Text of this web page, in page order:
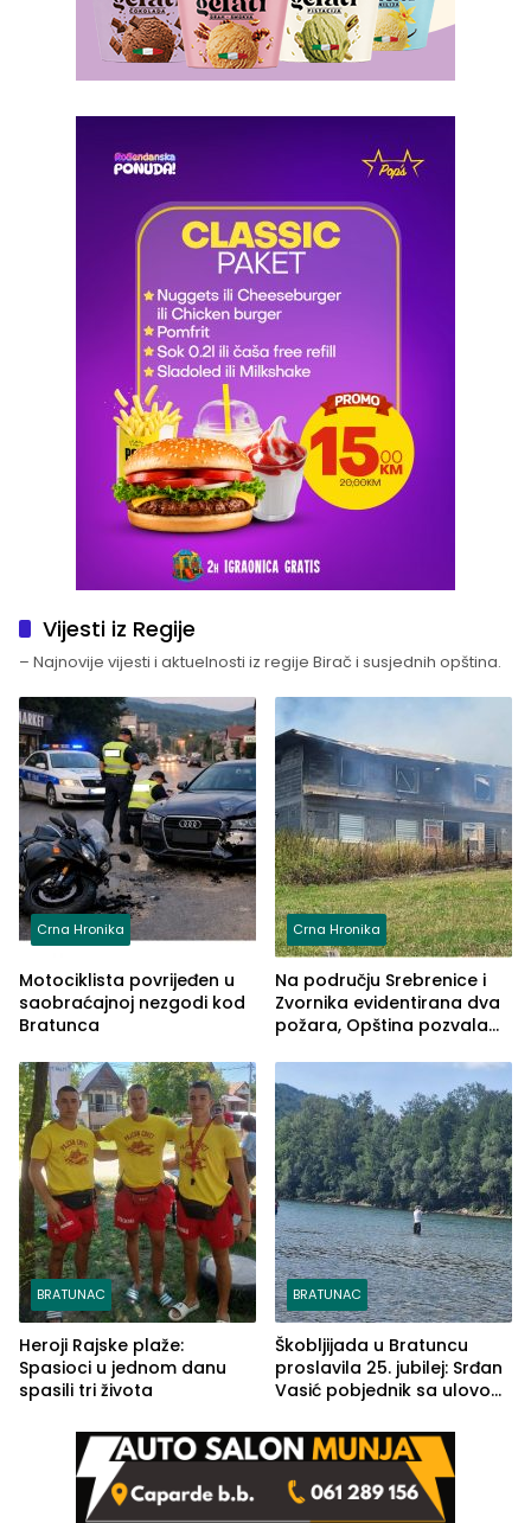
Vijesti iz Regije
– Najnovije vijesti i aktuelnosti iz regije Birač i susjednih opština.
Crna Hronika
Motociklista povrijeđen u
saobraćajnoj nezgodi kod
Bratunca
Crna Hronika
Na području Srebrenice i
Zvornika evidentirana dva
požara, Opština pozvala
BRATUNAC
Heroji Rajske plaže:
Spasioci u jednom danu
spasili tri života
BRATUNAC
Škobljijada u Bratuncu
proslavila 25. jubilej: Srđan
Vasić pobjednik sa ulovom